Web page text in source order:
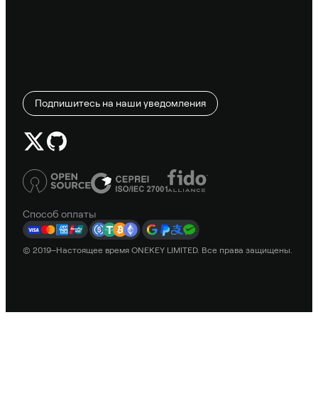
Подпишитесь на наши уведомления
Способ оплаты
© 2019–Настоящее время ONEKEY LIMITED. Все права защищены.